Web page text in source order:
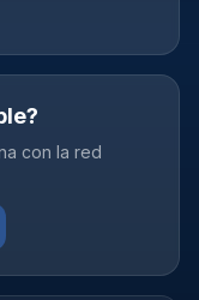
con la red